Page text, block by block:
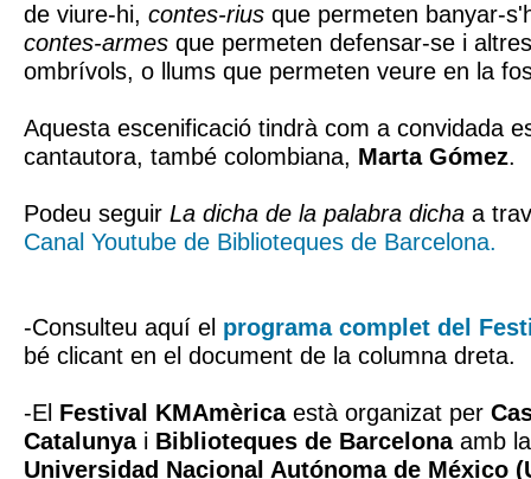
de viure-hi, contes-rius que permeten banyar-
contes-armes que permeten defensar-se i
ombrívols, o llums que permeten veure en la
Aquesta escenificació tindrà com a convidada
cantautora, també colombiana, Marta Gómez.
Podeu seguir La dicha de la palabra dicha a
Canal Youtube de Biblioteques de Barcelona.
-Consulteu aquí el programa complet del
bé clicant en el document de la columna dreta.
-El Festival KMAmèricaestà organizat per
Catalunyai Biblioteques de Barcelonaamb la
Universidad Nacional Autónoma de México